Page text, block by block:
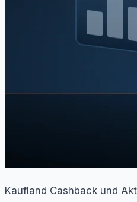
Kaufland Cashback und